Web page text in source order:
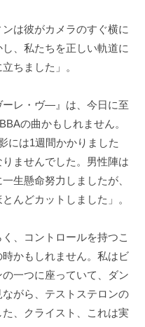
は彼がカメラのすぐ横に
、私たちを正しい軌道に
ちました」。
ーレ・ヴ―』は、今日に至
の曲かもしれません。
には1週間かかりました
ませんでした。男性陣は
生懸命努力しましたが、
んどカットしました」。
、コントロールを持つこ
かもしれません。私はビ
一つに座っていて、ダン
がら、テストステロンの
、クライスト、これは実